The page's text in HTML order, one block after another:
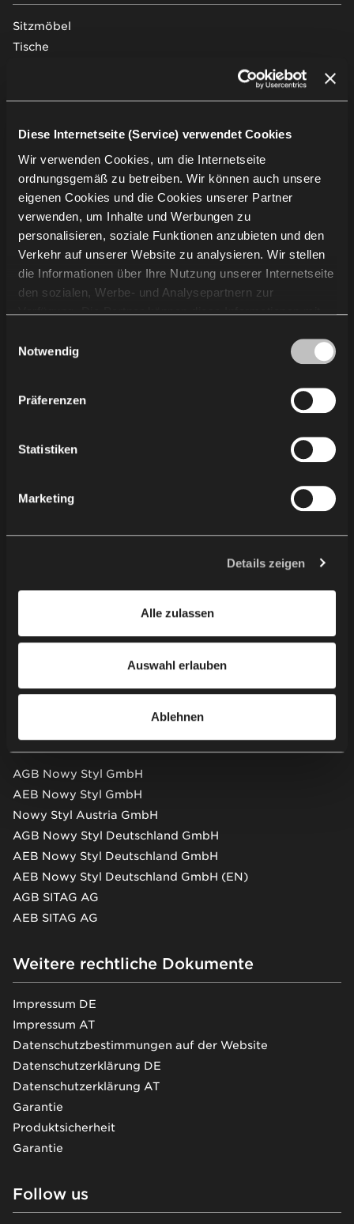
Diese Internetseite (Service) verwendet Cookies
Wir verwenden Cookies, um die Internetseite
ordnungsgemäß zu betreiben. Wir können auch unsere
eigenen Cookies und die Cookies unserer Partner
verwenden, um Inhalte und Werbungen zu
personalisieren, soziale Funktionen anzubieten und den
Verkehr auf unserer Website zu analysieren. Wir stellen
die Informationen über Ihre Nutzung unserer Internetseite
den sozialen, Werbe- und Analysepartnern zur
Verfügung. Die Partner können diese Informationen mit
erhaltenen Daten kombinieren. Die Verwendung von
Statistik-, Marketing- und Benutzerpräferenzen-Cookies
erfordert Ihre Zustimmung, welche Sie durch das Klicken
auf „Alle zulassen“ erteilen können. Wenn Sie Ihre
„Auswahl zulassen“. Sie können Ihre
Einwilligung/Einwilligungen jederzeit widerrufen, indem
von Cookies für die obigen Zwecke ist mit der
Der Personaldatenverwalter Ihrer personenbezogenen
Daten ist Nowy Styl sp. z o.o. In einigen Fällen können
Weitere Informationen zur Verwendung von Cookies
durch uns und unsere Partner und die Verarbeitung Ihrer
personenbezogenen Daten, einschließlich Ihrer Rechte,
Notwendig
Präferenzen
Statistiken
Marketing
Details zeigen
Alle zulassen
Auswahl erlauben
Ablehnen
Sitzmöbel
Tische
Pods & Akustiklösungen
Unternehmensinformation
Projekte
Kompetenzen
Über uns
Nachhaltigkeit
Wissen
Lieferanten
Standorte in Deutschland
Kontaktieren Sie uns
Partnerweb
AGB & AEB
AGB Nowy Styl GmbH
AEB Nowy Styl GmbH
Nowy Styl Austria GmbH
AGB Nowy Styl Deutschland GmbH
AEB Nowy Styl Deutschland GmbH
AEB Nowy Styl Deutschland GmbH (EN)
AGB SITAG AG
AEB SITAG AG
Weitere rechtliche Dokumente
Impressum DE
Impressum AT
Datenschutzbestimmungen auf der Website
Datenschutzerklärung DE
Datenschutzerklärung AT
Garantie
Produktsicherheit
Garantie
Follow us